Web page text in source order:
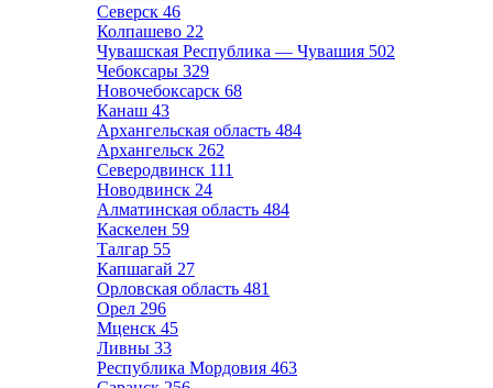
Северск 46
Колпашево 22
Чувашская Республика — Чувашия 502
Чебоксары 329
Новочебоксарск 68
Канаш 43
Архангельская область 484
Архангельск 262
Северодвинск 111
Новодвинск 24
Алматинская область 484
Каскелен 59
Талгар 55
Капшагай 27
Орловская область 481
Орел 296
Мценск 45
Ливны 33
Республика Мордовия 463